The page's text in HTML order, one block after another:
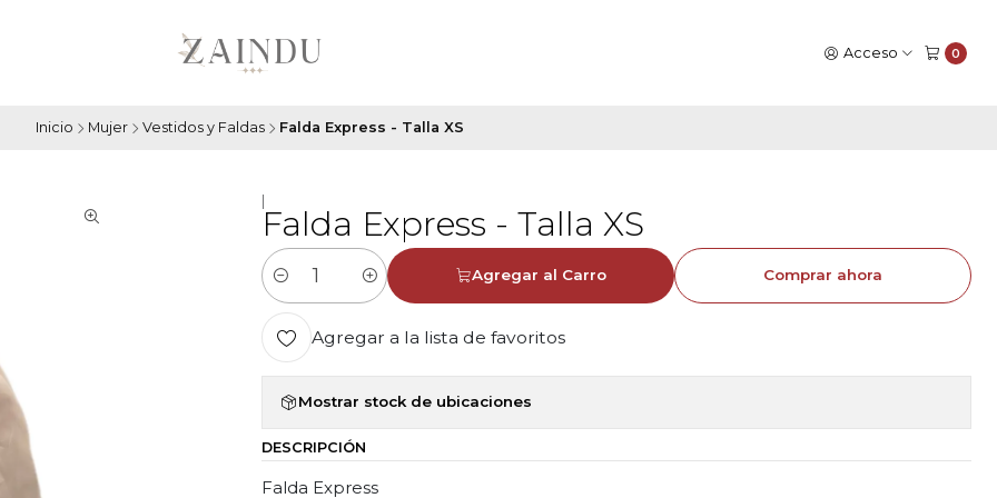
Acceso 0
Inicio Mujer Vestidos y Faldas Falda Express - Talla XS
Falda Express - Talla XS
Cantidad
Agregar al Carro Comprar ahora
Agregar a la lista de favoritos
Mostrar stock de ubicaciones
DESCRIPCIÓN
Falda Express